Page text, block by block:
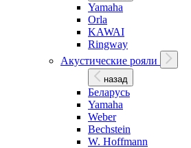
Yamaha
Orla
KAWAI
Ringway
Акустические рояли
назад
Беларусь
Yamaha
Weber
Bechstein
W. Hoffmann